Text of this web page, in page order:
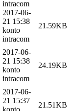
intracom
2017-06-
21 15:38
konto
intracom
21.59KB
2017-06-
21 15:38
konto
intracom
24.19KB
2017-06-
21 15:37
konto
21.51KB